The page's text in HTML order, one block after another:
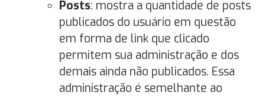
Posts: mostra a quantidade de posts
publicados do usuário em questão
em forma de link que clicado
permitem sua administração e dos
demais ainda não publicados. Essa
administração é semelhante ao